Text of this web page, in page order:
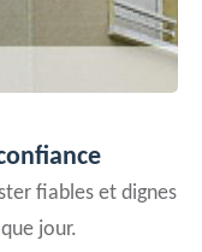
fiables et dignes
jour.